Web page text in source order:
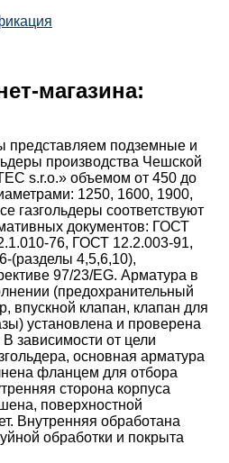
магазина:
представляем подземные и
производства Чешской
s.r.o.» объемом от 450 до
1250, 1600, 1900,
газгольдеры соответствуют
документов: ГОСТ
76, ГОСТ 12.2.003-91,
(разделы 4,5,6,10),
97/23/EG. Арматура в
(предохранительный
впускной клапан, клапан для
установлена и проверена
В зависимости от цели
основная арматура
фланцем для отбора
сторона корпуса
поверхностной
Внутренняя обработана
обработки и покрыта